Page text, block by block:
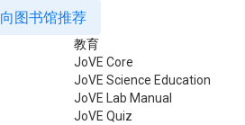
向图书馆推荐
教育
JoVE Core
JoVE Science Education
JoVE Lab Manual
JoVE Quiz